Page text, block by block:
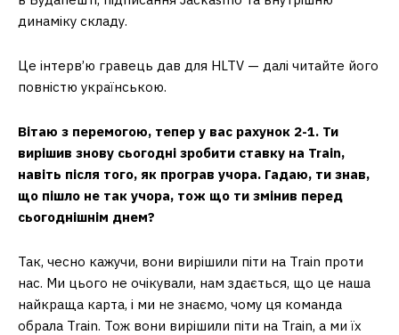
динаміку складу.
Це інтерв’ю гравець дав для HLTV — далі читайте його
повністю українською.
Вітаю з перемогою, тепер у вас рахунок 2-1. Ти
вирішив знову сьогодні зробити ставку на Train,
навіть після того, як програв учора. Гадаю, ти знав,
що пішло не так учора, тож що ти змінив перед
сьогоднішнім днем?
Так, чесно кажучи, вони вирішили піти на Train проти
нас. Ми цього не очікували, нам здається, що це наша
найкраща карта, і ми не знаємо, чому ця команда
обрала Train. Тож вони вирішили піти на Train, а ми їх